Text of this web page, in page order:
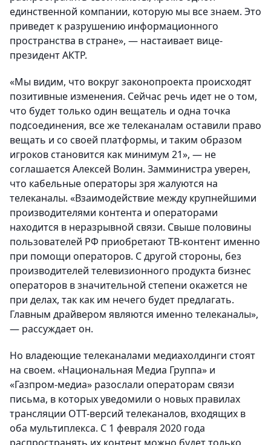
единственной компании, которую мы все знаем. Это
приведет к разрушению информационного
пространства в стране», — настаивает вице-
президент АКТР.
«Мы видим, что вокруг законопроекта происходят
позитивные изменения. Сейчас речь идет не о том,
что будет только один вещатель и одна точка
подсоединения, все же телеканалам оставили право
вещать и со своей платформы, и таким образом
игроков становится как минимум 21», — не
соглашается Алексей Волин. Замминистра уверен,
что кабельные операторы зря жалуются на
телеканалы. «Взаимодействие между крупнейшими
производителями контента и операторами
находится в неразрывной связи. Свыше половины
пользователей РФ приобретают ТВ-контент именно
при помощи операторов. С другой стороны, без
производителей телевизионного продукта бизнес
операторов в значительной степени окажется не
при делах, так как им нечего будет предлагать.
Главным драйвером являются именно телеканалы»,
— рассуждает он.
Но владеющие телеканалами медиахолдинги стоят
на своем. «Национальная Медиа Группа» и
«Газпром-медиа» разослали операторам связи
письма, в которых уведомили о новых правилах
трансляции ОТТ-версий телеканалов, входящих в
оба мультиплекса. С 1 февраля 2020 года